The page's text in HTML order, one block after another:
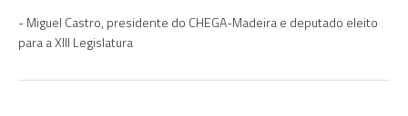
Miguel Castro, presidente do CHEGA-Madeira e deputado eleito
para a XIII Legislatura